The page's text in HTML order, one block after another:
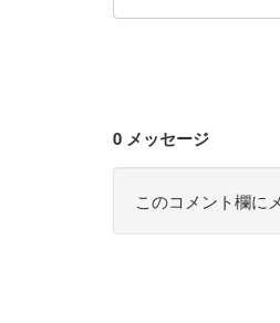
0 メッセージ
このコメント欄に